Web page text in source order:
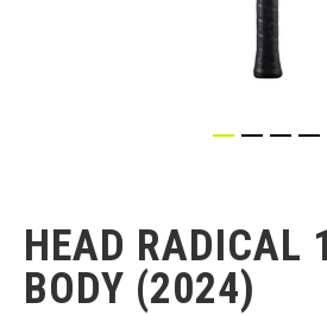
Bildgalerie
springen
HEAD RADICAL
BODY (2024)